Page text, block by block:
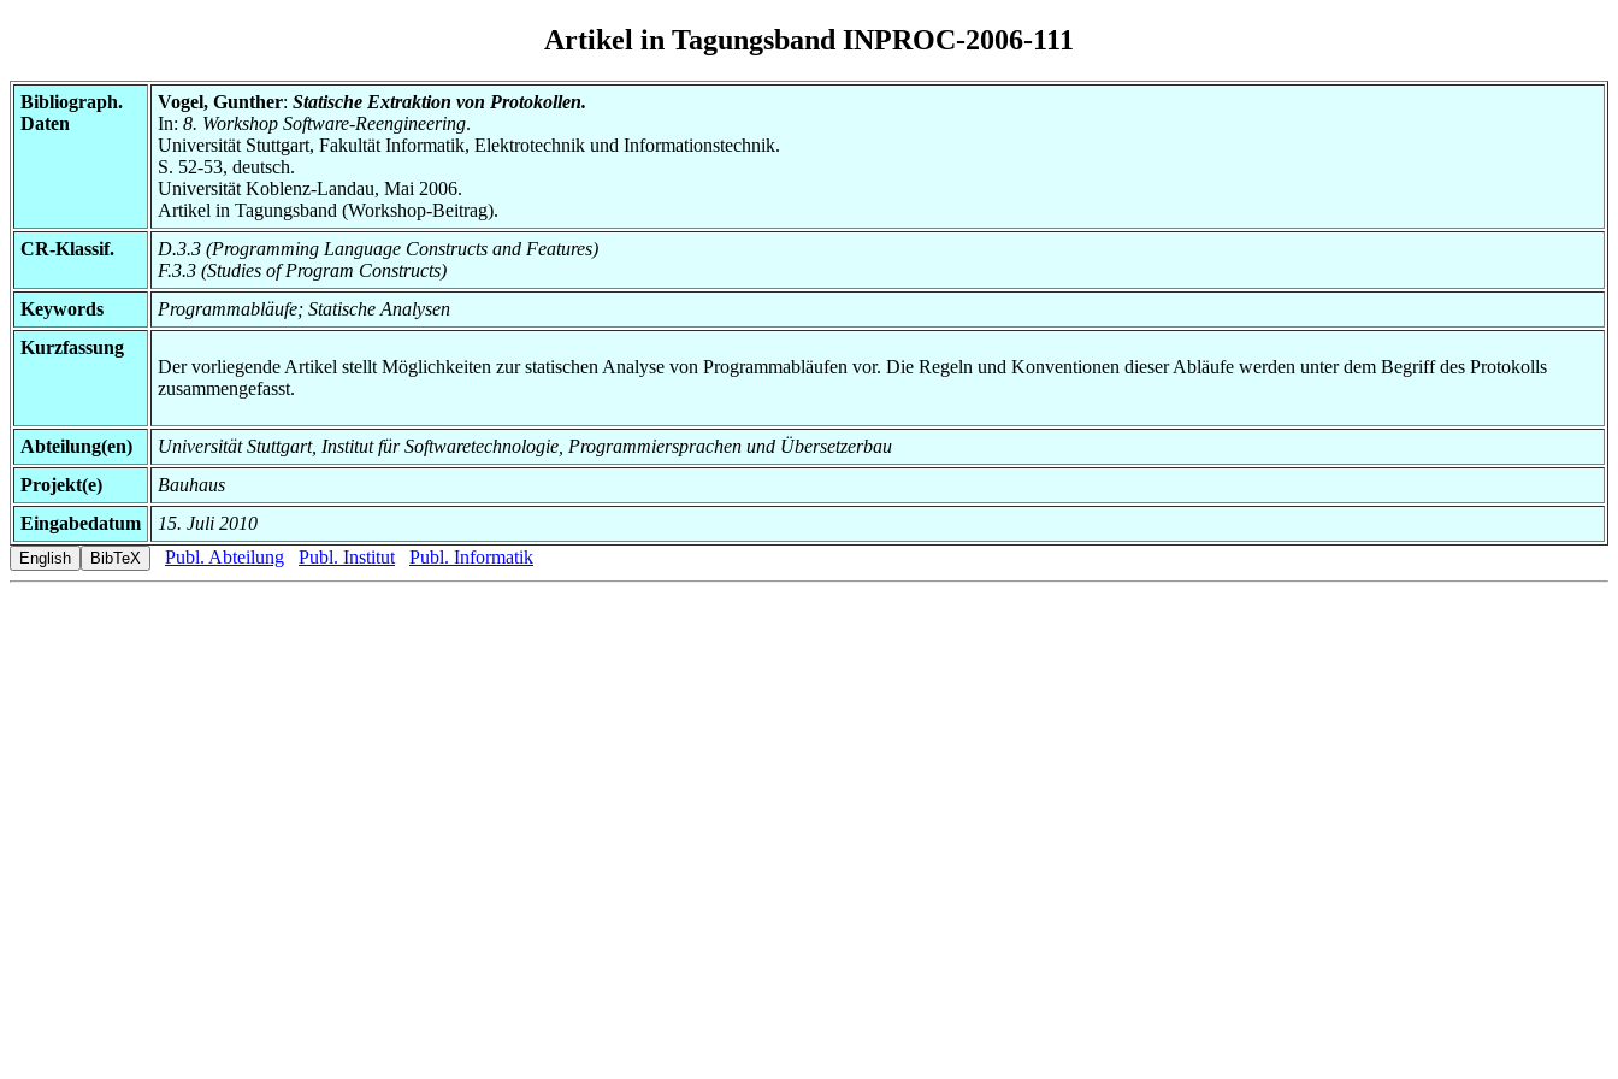
Artikel in Tagungsband INPROC-2006-111
Bibliograph.
Daten
Vogel, Gunther: Statische Extraktion von Protokollen.
In: 8. Workshop Software-Reengineering.
Universität Stuttgart, Fakultät Informatik, Elektrotechnik und Informationstechnik.
S. 52-53, deutsch.
Universität Koblenz-Landau, Mai 2006.
Artikel in Tagungsband (Workshop-Beitrag).
CR-Klassif.
D.3.3 (Programming Language Constructs and Features)
F.3.3 (Studies of Program Constructs)
Keywords
Programmabläufe; Statische Analysen
Kurzfassung
Der vorliegende Artikel stellt Möglichkeiten zur statischen Analyse von Programmabläufen vor. Die Regeln und Konventionen dieser Abläufe werden unter dem Begriff des Protokolls
zusammengefasst.
Abteilung(en)
Universität Stuttgart, Institut für Softwaretechnologie, Programmiersprachen und Übersetzerbau
Projekt(e)
Bauhaus
Eingabedatum
15. Juli 2010
Publ. Abteilung
Publ. Institut Publ. Informatik